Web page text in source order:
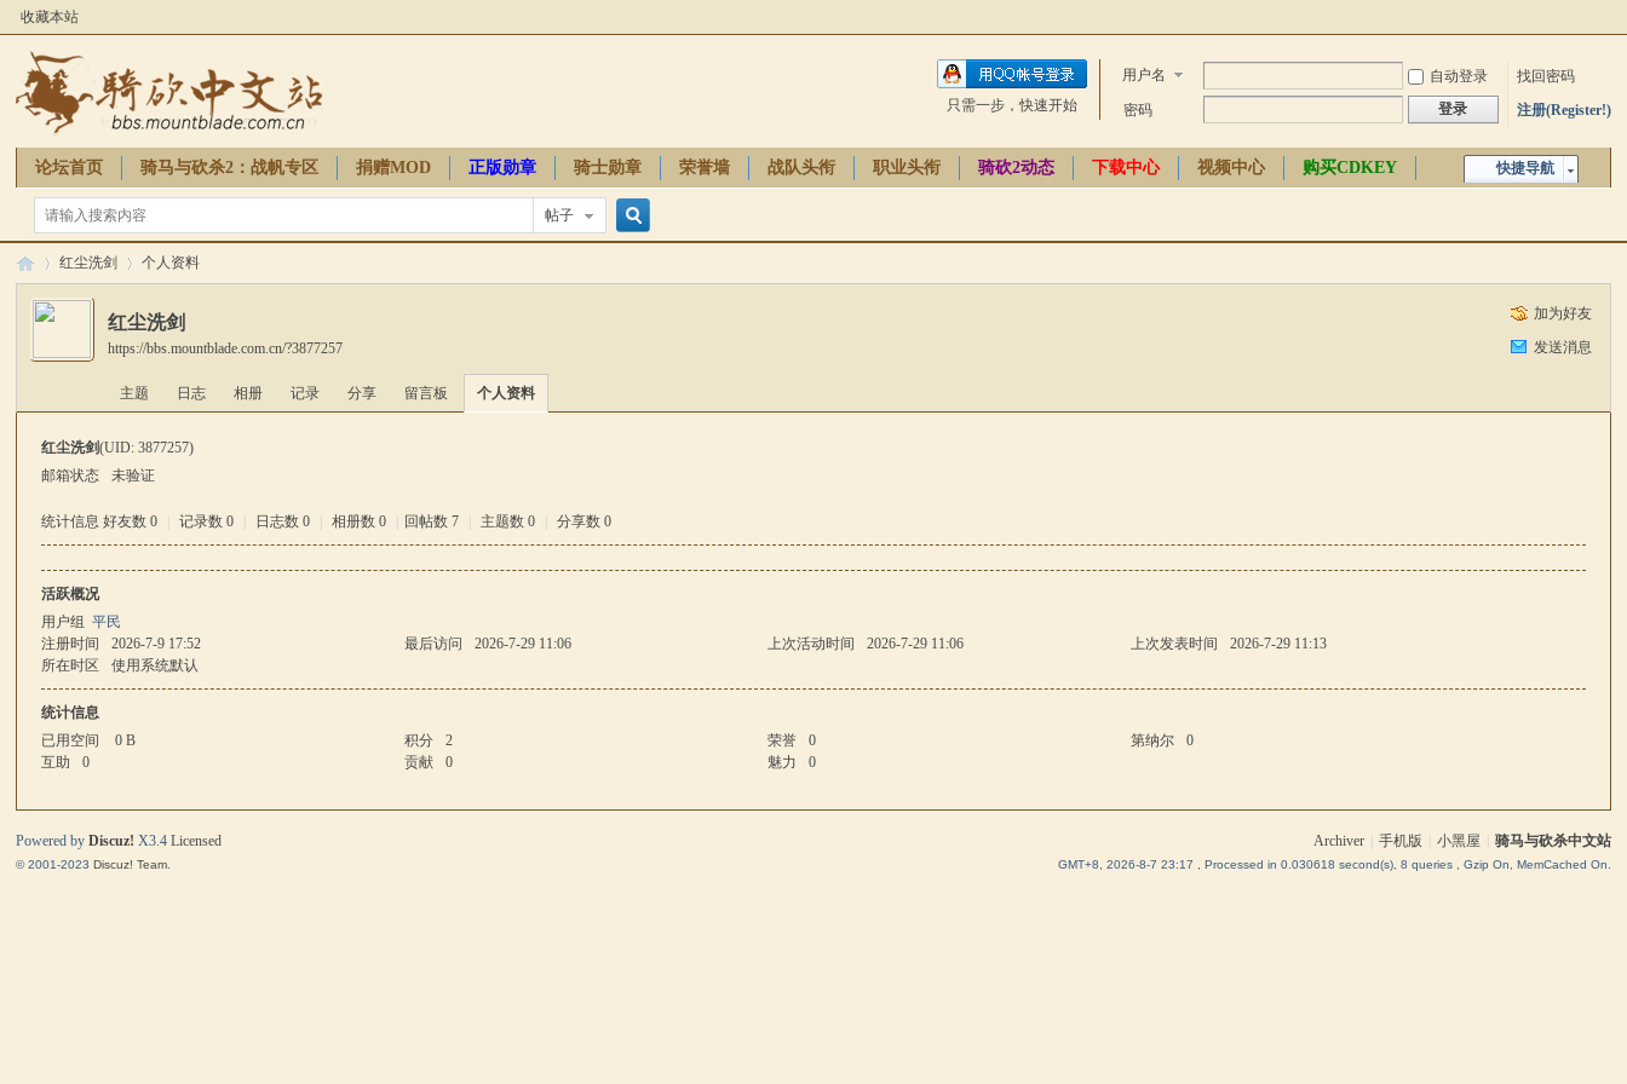
收藏本站
用户名 自动登录
找回密码
密码
登录 注册(Register!)
只需一步，快速开始
快捷导航
论坛首页 骑马与砍杀2：战帆专区 捐赠MOD 正版勋章 骑士勋章 荣誉墙 战队头衔 职业头衔 骑砍2动态 下载中心 视频中心
购买CDKEY
骑砍周边
帖子
与
›
红尘洗剑 个人资料
加为好友
发送消息
红尘洗剑
https://bbs.mountblade.com.cn/?3877257
主题 日志 相册 记录 分享 留言板 个人资料
红尘洗剑(UID: 3877257)
邮箱状态
未验证
统计信息 好友数 0 记录数 0 日志数 0 相册数 0 回帖数 7 主题数 0 分享数 0
活跃概况
用户组平民
注册时间
2026-7-9 17:52 最后访问 2026-7-29 11:06 上次活动时间 2026-7-29 11:06 上次发表时间
2026-7-29 11:13
所在时区
使用系统默认
统计信息
已用空间
0 B 积分 2 荣誉 0 第纳尔
0
互助
0 贡献 0 魅力 0
Archiver 手机版 小黑屋 骑马与砍杀中文站
GMT+8, 2026-8-7 23:17 , Processed in 0.030618 second(s), 8 queries , Gzip On, MemCached On.
Powered byDiscuz! X3.4 Licensed
© 2001-2023Discuz! Team